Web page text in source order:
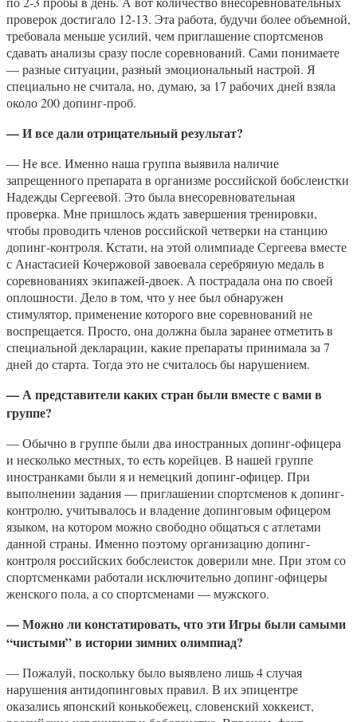
проверок достигало 12-13. Эта работа, будучи более объемной,
требовала меньше усилий, чем приглашение спортсменов
сдавать анализы сразу после соревнований. Сами понимаете
— разные ситуации, разный эмоциональный настрой. Я
специально не считала, но, думаю, за 17 рабочих дней взяла
около 200 допинг-проб.
— И все дали отрицательный результат?
— Не все. Именно наша группа выявила наличие
запрещенного препарата в организме российской бобслеистки
Надежды Сергеевой. Это была внесоревновательная
проверка. Мне пришлось ждать завершения тренировки,
чтобы проводить членов российской четверки на станцию
допинг-контроля. Кстати, на этой олимпиаде Сергеева вместе
с Анастасией Кочержовой завоевала серебряную медаль в
соревнованиях экипажей-двоек. А пострадала она по своей
оплошности. Дело в том, что у нее был обнаружен
стимулятор, применение которого вне соревнований не
воспрещается. Просто, она должна была заранее отметить в
специальной декларации, какие препараты принимала за 7
дней до старта. Тогда это не считалось бы нарушением.
— А представители каких стран были вместе с вами в
группе?
— Обычно в группе были два иностранных допинг-офицера
и несколько местных, то есть корейцев. В нашей группе
иностранками были я и немецкий допинг-офицер. При
выполнении задания — приглашении спортсменов к допинг-
контролю, учитывалось и владение допинговым офицером
языком, на котором можно свободно общаться с атлетами
данной страны. Именно поэтому организацию допинг-
контроля российских бобслеисток доверили мне. При этом со
спортсменками работали исключительно допинг-офицеры
женского пола, а со спортсменами — мужского.
— Можно ли констатировать, что эти Игры были самыми
“чистыми” в истории зимних олимпиад?
— Пожалуй, поскольку было выявлено лишь 4 случая
нарушения антидопинговых правил. В их эпицентре
оказались японский конькобежец, словенский хоккеист,